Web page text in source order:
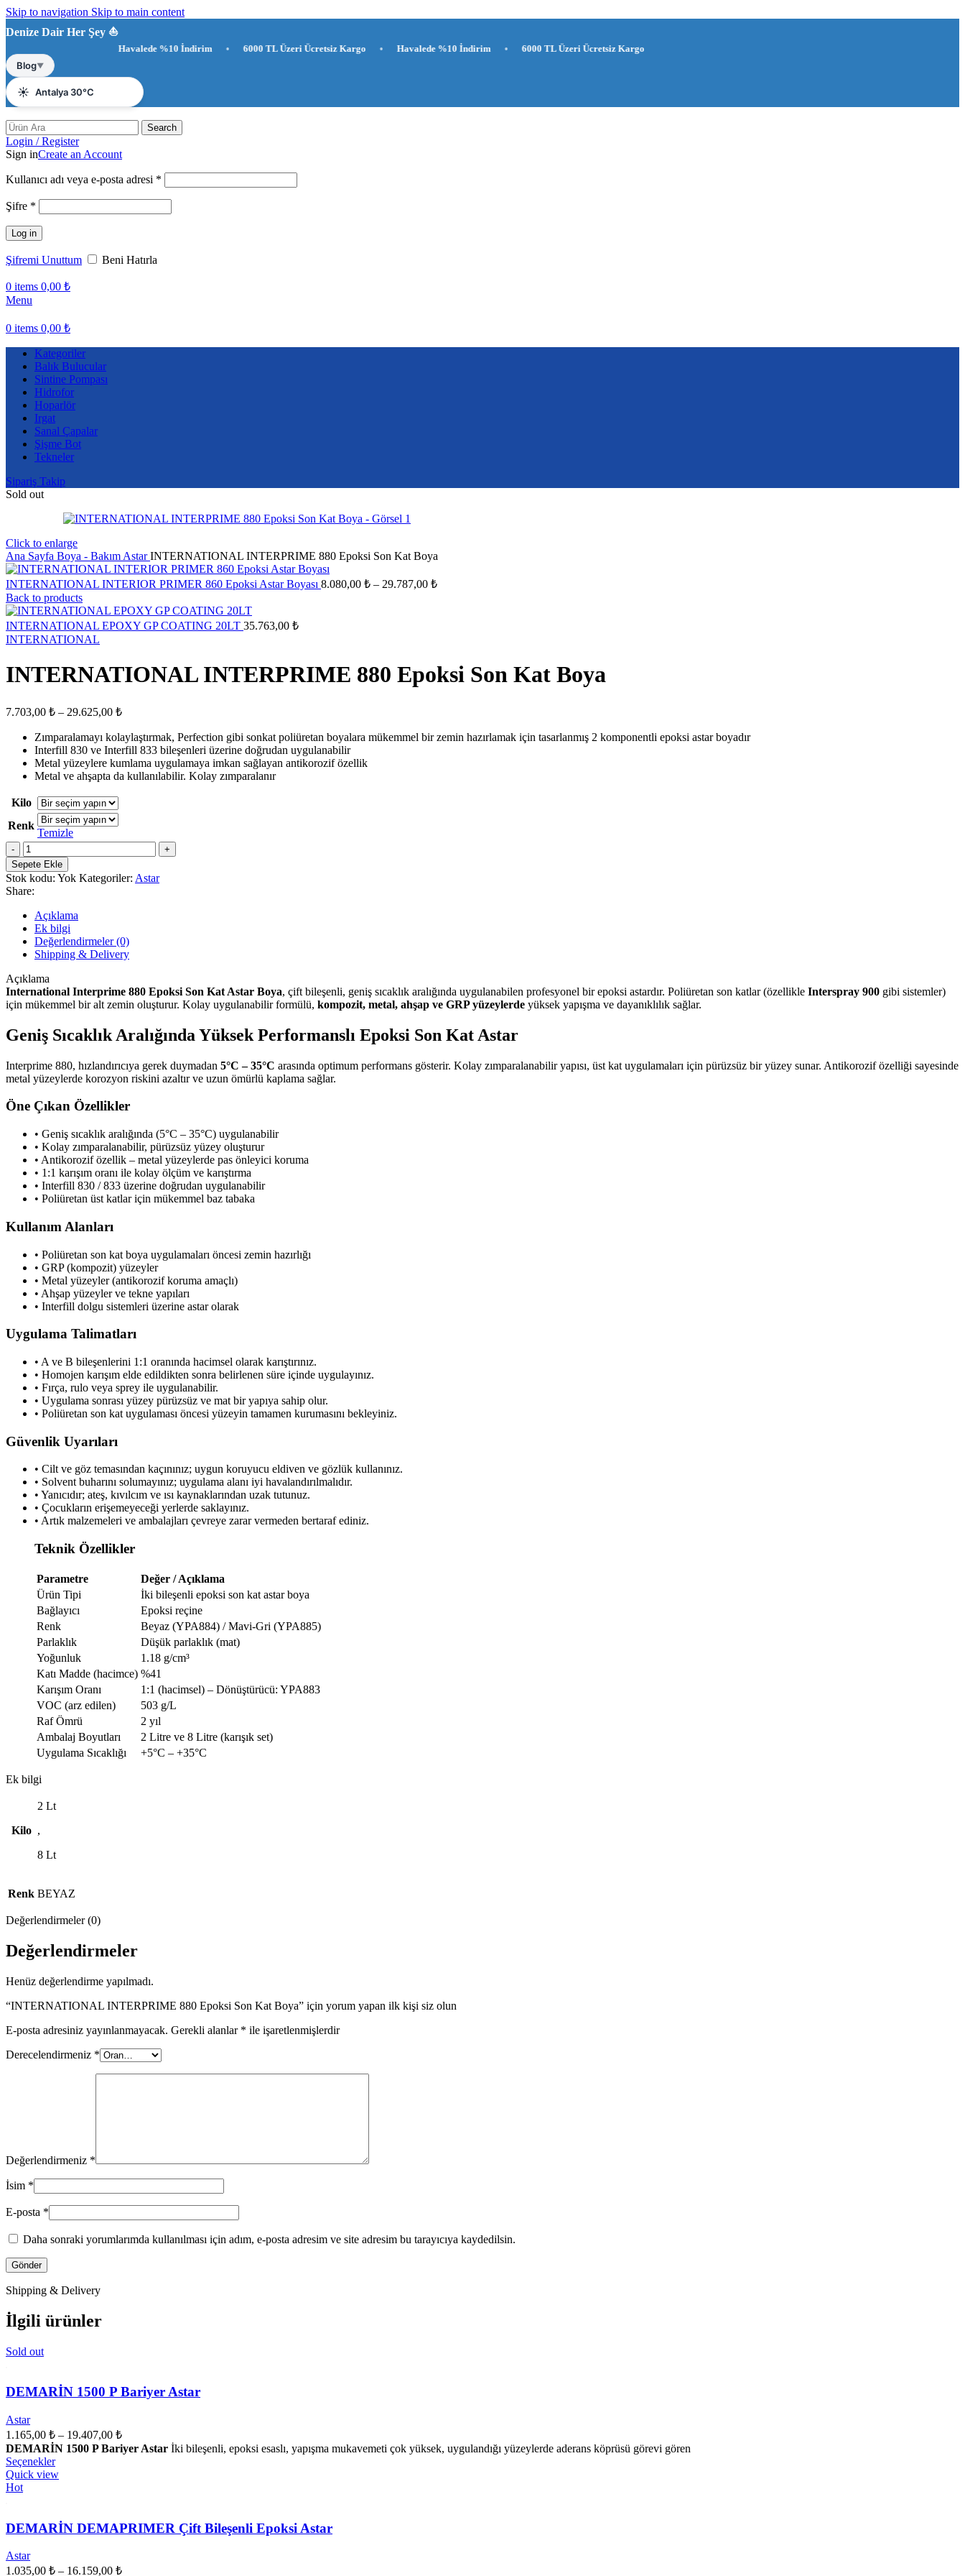
Skip to navigation Skip to main content
Denize Dair Her Şey ⛵️
Havalede %10 İndirim • 6000 TL Üzeri Ücretsiz Kargo • Havalede %10 İndirim • 6000 TL Üzeri Ücretsiz Kargo
Blog▼
☀️ Antalya 30°C
💨 Rüzgar 5.8 km/s
💧 Nem %76
Search
Login / Register
Sign inCreate an Account
Kullanıcı adı veya e-posta adresi *
Şifre *
Log in
Şifremi Unuttum Beni Hatırla
0 items 0,00 ₺
Menu
0 items 0,00 ₺
Kategoriler
Balık Bulucular
Sintine Pompası
Hidrofor
Hoparlör
Irgat
Sanal Çapalar
Şişme Bot
Tekneler
Sipariş Takip
Sold out
Click to enlarge
Ana Sayfa Boya - Bakım AstarINTERNATIONAL INTERPRIME 880 Epoksi Son Kat Boya
INTERNATIONAL INTERIOR PRIMER 860 Epoksi Astar Boyası 8.080,00 ₺ – 29.787,00 ₺Fiyat
Back to products
INTERNATIONAL EPOXY GP COATING 20LT 35.763,00 ₺
INTERNATIONAL
INTERNATIONAL INTERPRIME 880 Epoksi Son Kat Boya
7.703,00 ₺ – 29.625,00 ₺Fiyat
7.703,00 ₺
-
29.625,00 ₺
Zımparalamayı kolaylaştırmak, Perfection gibi sonkat poliüretan boyalara mükemmel bir zemin hazırlamak için tasarlanmış 2 komponentli epoksi astar boyadır
Interfill 830 ve Interfill 833 bileşenleri üzerine doğrudan uygulanabilir
Metal yüzeylere kumlama uygulamaya imkan sağlayan antikorozif özellik
Metal ve ahşapta da kullanılabilir. Kolay zımparalanır
Kilo
Renk
Temizle
INTERNATIONAL
INTERPRIME
880
Epoksi
Son
Kat
Boya
adet
Sepete Ekle
Stok kodu: Yok Kategoriler: Astar
Share:
Açıklama
Ek bilgi
Değerlendirmeler (0)
Shipping & Delivery
Açıklama
International Interprime 880 Epoksi Son Kat Astar Boya, çift bileşenli, geniş sıcaklık aralığında uygulanabilen profesyonel bir epoksi astardır. Poliüretan son katlar (özellikle Interspray 900 gibi sistemler)
için mükemmel bir alt zemin oluşturur. Kolay uygulanabilir formülü, kompozit, metal, ahşap ve GRP yüzeylerde yüksek yapışma ve dayanıklılık sağlar.
Geniş Sıcaklık Aralığında Yüksek Performanslı Epoksi Son Kat Astar
Interprime 880, hızlandırıcıya gerek duymadan 5°C – 35°C arasında optimum performans gösterir. Kolay zımparalanabilir yapısı, üst kat uygulamaları için pürüzsüz bir yüzey sunar. Antikorozif özelliği sayesinde
metal yüzeylerde korozyon riskini azaltır ve uzun ömürlü kaplama sağlar.
Öne Çıkan Özellikler
• Geniş sıcaklık aralığında (5°C – 35°C) uygulanabilir
• Kolay zımparalanabilir, pürüzsüz yüzey oluşturur
• Antikorozif özellik – metal yüzeylerde pas önleyici koruma
• 1:1 karışım oranı ile kolay ölçüm ve karıştırma
• Interfill 830 / 833 üzerine doğrudan uygulanabilir
• Poliüretan üst katlar için mükemmel baz tabaka
Kullanım Alanları
• Poliüretan son kat boya uygulamaları öncesi zemin hazırlığı
• GRP (kompozit) yüzeyler
• Metal yüzeyler (antikorozif koruma amaçlı)
• Ahşap yüzeyler ve tekne yapıları
• Interfill dolgu sistemleri üzerine astar olarak
Uygulama Talimatları
• A ve B bileşenlerini 1:1 oranında hacimsel olarak karıştırınız.
• Homojen karışım elde edildikten sonra belirlenen süre içinde uygulayınız.
• Fırça, rulo veya sprey ile uygulanabilir.
• Uygulama sonrası yüzey pürüzsüz ve mat bir yapıya sahip olur.
• Poliüretan son kat uygulaması öncesi yüzeyin tamamen kurumasını bekleyiniz.
Güvenlik Uyarıları
• Cilt ve göz temasından kaçınınız; uygun koruyucu eldiven ve gözlük kullanınız.
• Solvent buharını solumayınız; uygulama alanı iyi havalandırılmalıdır.
• Yanıcıdır; ateş, kıvılcım ve ısı kaynaklarından uzak tutunuz.
• Çocukların erişemeyeceği yerlerde saklayınız.
• Artık malzemeleri ve ambalajları çevreye zarar vermeden bertaraf ediniz.
Teknik Özellikler
Parametre
Değer / Açıklama
Ürün Tipi
İki bileşenli epoksi son kat astar boya
Bağlayıcı
Epoksi reçine
Renk
Beyaz (YPA884) / Mavi-Gri (YPA885)
Parlaklık
Düşük parlaklık (mat)
Yoğunluk
1.18 g/cm³
Katı Madde (hacimce) %41
Karışım Oranı
1:1 (hacimsel) – Dönüştürücü: YPA883
VOC (arz edilen)
503 g/L
Raf Ömrü
2 yıl
Ambalaj Boyutları
2 Litre ve 8 Litre (karışık set)
Uygulama Sıcaklığı
+5°C – +35°C
Ek bilgi
Kilo
2 Lt
,
8 Lt
Renk BEYAZ
Değerlendirmeler (0)
Değerlendirmeler
Henüz değerlendirme yapılmadı.
“INTERNATIONAL INTERPRIME 880 Epoksi Son Kat Boya” için yorum yapan ilk kişi siz olun
E-posta adresiniz yayınlanmayacak. Gerekli alanlar * ile işaretlenmişlerdir
Derecelendirmeniz *
Değerlendirmeniz *
İsim *
E-posta *
Daha sonraki yorumlarımda kullanılması için adım, e-posta adresim ve site adresim bu tarayıcıya kaydedilsin.
Shipping & Delivery
İlgili ürünler
Sold out
DEMARİN 1500 P Bariyer Astar
Astar
1.165,00 ₺ – 19.407,00 ₺Fiyat
aralığı:
DEMARİN 1500 P Bariyer Astar İki bileşenli, epoksi esaslı, yapışma mukavemeti çok yüksek, uygulandığı yüzeylerde aderans köprüsü görevi gören
SeçeneklerBu
ürünün
var.
Seçenekler
sayfasından
Quick view
Hot
DEMARİN DEMAPRIMER Çift Bileşenli Epoksi Astar
Astar
1.035,00 ₺ – 16.159,00 ₺Fiyat